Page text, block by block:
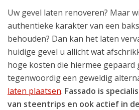
Uw gevel laten renoveren? Maar
authentieke karakter van een
behouden? Dan kan het laten
huidige gevel u allicht wat
hoge kosten die hiermee gepaard
tegenwoordig een geweldig
laten plaatsen. Fassado is
van steentrips en ook actief in